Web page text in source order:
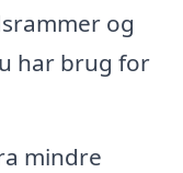
og
har brug for
mindre